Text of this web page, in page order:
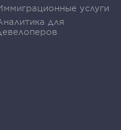
услуги
для